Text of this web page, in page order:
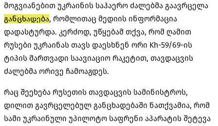
მოგვიანებით უკრაინის საჰაერო ძალებმა გაავრცელა
განცხადება, რომლითაც მედიის ინფორმაცია
დადასტურდა. კერძოდ, უწყებამ თქვა, რომ ღამით
რუსები უკრაინას თავს დაესხნენ ორი Kh-59/69-ის
ტიპის მართვადი საავიაციო რაკეტით, თავდაცვის
ძალებმა ორივე ჩამოაგდეს.
რაც შეეხება რუსეთის თავდაცვის სამინისტროს,
დილით გავრცელებულ განცხადებაში ნათქვამია, რომ
სამი უკრაინული უპილოტო საფრენი აპარატის შეტევა